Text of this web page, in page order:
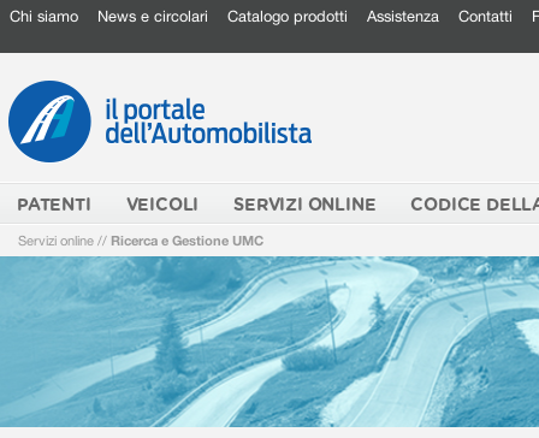
Chi siamo News e circolari Catalogo prodotti Assistenza Contatti
PATENTI VEICOLI SERVIZI ONLINE CODICE
Servizi online // Ricerca e Gestione UMC